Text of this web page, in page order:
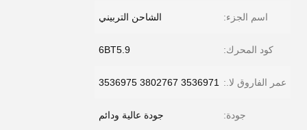
اسم الجزء: الشاحن التربيني
كود المحرك: 6BT5.9
عمر الفاروق لا.: 3536971 3802767 3536975
جودة: جودة عالية ودائم